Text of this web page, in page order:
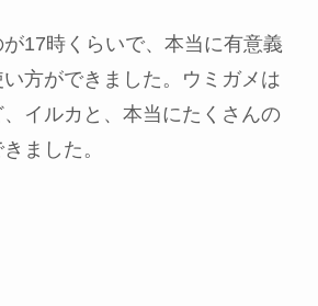
17時くらいで、本当に有意義
方ができました。ウミガメは
イルカと、本当にたくさんの
ました。